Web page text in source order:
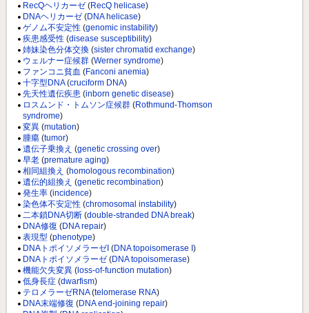
RecQヘリカーゼ (RecQ helicase)
DNAヘリカーゼ (DNA helicase)
ゲノム不安定性 (genomic instability)
疾患感受性 (disease susceptibility)
姉妹染色分体交換 (sister chromatid exchange)
ウェルナー症候群 (Werner syndrome)
ファンコニ貧血 (Fanconi anemia)
十字型DNA(cruciform DNA)
先天性遺伝疾患 (inborn genetic disease)
ロスムンド・トムソン症候群 (Rothmund-Thomson
syndrome)
変異 (mutation)
腫瘍 (tumor)
遺伝子乗換え (genetic crossing over)
早老 (premature aging)
相同組換え (homologous recombination)
遺伝的組換え (genetic recombination)
発生率 (incidence)
染色体不安定性 (chromosomal instability)
二本鎖DNA切断 (double-stranded DNA break)
DNA修復 (DNA repair)
表現型 (phenotype)
DNAトポイソメラーゼI (DNA topoisomerase I )
DNAトポイソメラーゼ (DNA topoisomerase)
機能欠失変異 ( loss-of-function mutation)
低身長症 (dwarfism)
テロメラーゼRNA(telomerase RNA)
DNA末端修復 (DNA end-joining repair)